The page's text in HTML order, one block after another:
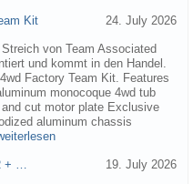
Kit 24. July 2026
von Team Associated
und kommt in den Handel.
Factory Team Kit. Features
monocoque 4wd tub
cut motor plate Exclusive
aluminum chassis
+ … 19. July 2026